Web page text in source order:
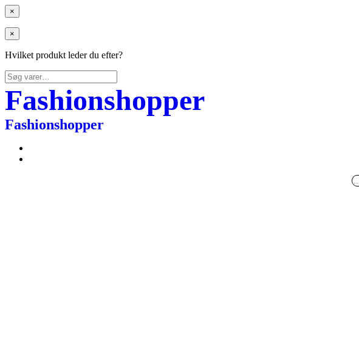
×
×
Hvilket produkt leder du efter?
Søg
efter:
Fashionshopper
Fashionshopper